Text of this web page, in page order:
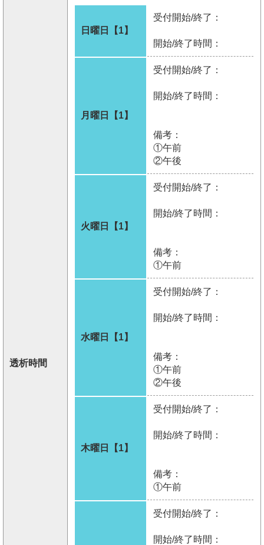
透析時間
日曜日【1】
受付開始/終了：
開始/終了時間：
月曜日【1】
受付開始/終了：
開始/終了時間：
備考：
①午前
②午後
火曜日【1】
受付開始/終了：
開始/終了時間：
備考：
①午前
水曜日【1】
受付開始/終了：
開始/終了時間：
備考：
①午前
②午後
木曜日【1】
受付開始/終了：
開始/終了時間：
備考：
①午前
受付開始/終了：
開始/終了時間：